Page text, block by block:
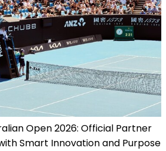
Open 2026: Official Partner
Smart Innovation and Purpose